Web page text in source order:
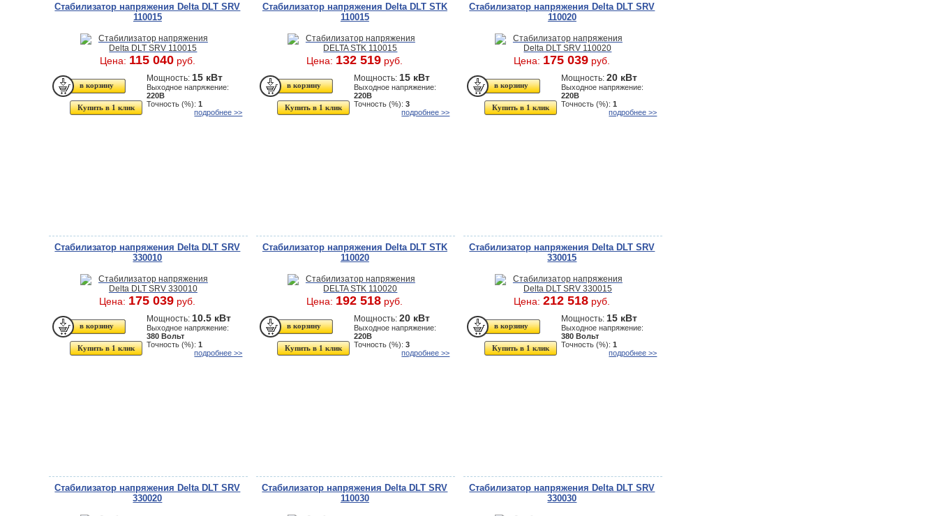
Стабилизатор напряжения Delta DLT SRV
110015
Цена: 115 040руб.
Купить в 1 клик
Мощность:15 кВт
Выходное напряжение:
220В
Точность (%):1
подробнее >>
Стабилизатор напряжения Delta DLT STK
110015
Цена: 132 519 руб.
Купить в 1 клик
Мощность:15 кВт
Выходное напряжение:
220В
Точность (%):3
подробнее >>
Стабилизатор напряжения Delta DLT SRV
110020
Цена: 175 039 руб.
Купить в 1 клик
Мощность:20 кВт
Выходное напряжение:
220В
Точность (%):1
подробнее >>
Стабилизатор напряжения Delta DLT SRV
330010
Цена: 175 039 руб.
Купить в 1 клик
Мощность:10.5 кВт
Выходное напряжение:
380 Вольт
Точность (%):1
подробнее >>
Стабилизатор напряжения Delta DLT STK
110020
Цена: 192 518 руб.
Купить в 1 клик
Мощность:20 кВт
Выходное напряжение:
220В
Точность (%):3
подробнее >>
Стабилизатор напряжения Delta DLT SRV
330015
Цена:212 518 руб.
Купить в 1 клик
Мощность:15 кВт
Выходное напряжение:
380 Вольт
Точность (%):1
подробнее >>
Стабилизатор напряжения Delta DLT SRV
330020
Стабилизатор напряжения Delta DLT SRV
110030
Стабилизатор напряжения Delta DLT SRV
330030